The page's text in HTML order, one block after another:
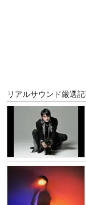
リアルサウンド厳選